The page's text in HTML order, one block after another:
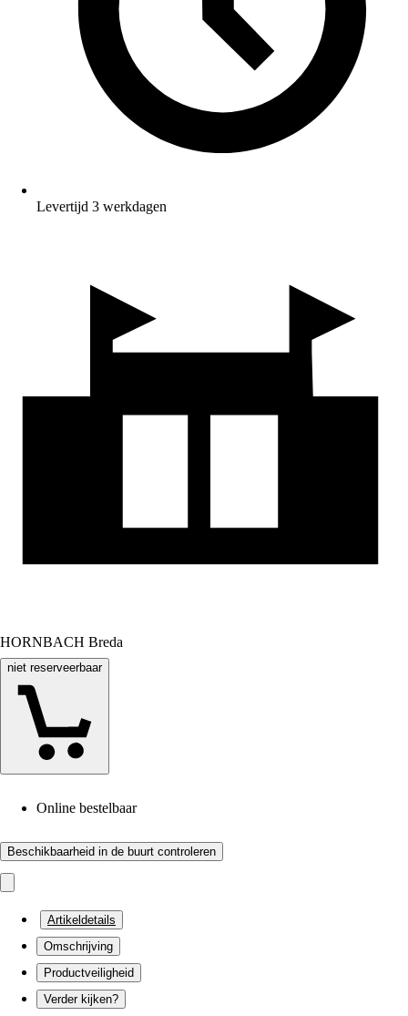
Levertijd 3 werkdagen
HORNBACH Breda
niet reserveerbaar
Online bestelbaar
Beschikbaarheid in de buurt controleren
Artikeldetails
Omschrijving
Productveiligheid
Verder kijken?